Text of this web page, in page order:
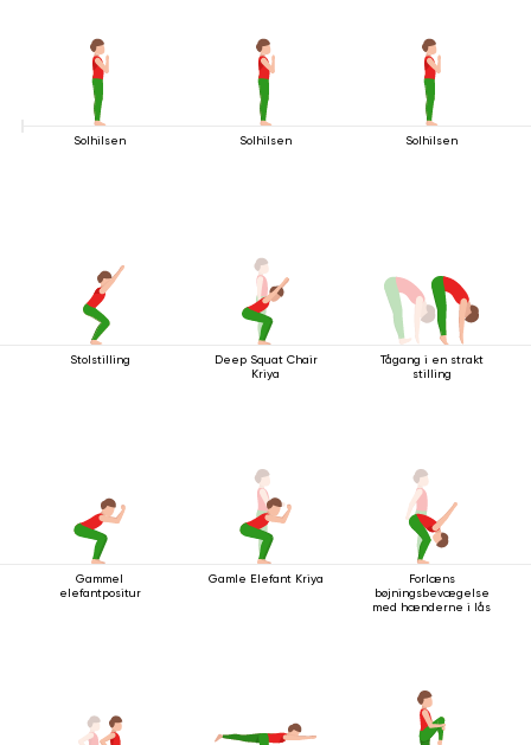
Solhilsen Solhilsen Solhilsen
Stolstilling
Deep Squat Chair
Kriya
Tågang i en strakt
stilling
Gammel
elefantpositur
Gamle Elefant Kriya
Forlæns
bøjningsbevægelse
med hænderne i lås